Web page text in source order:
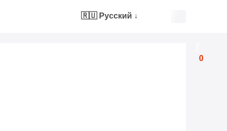
0
🇷🇺 Русский ↓